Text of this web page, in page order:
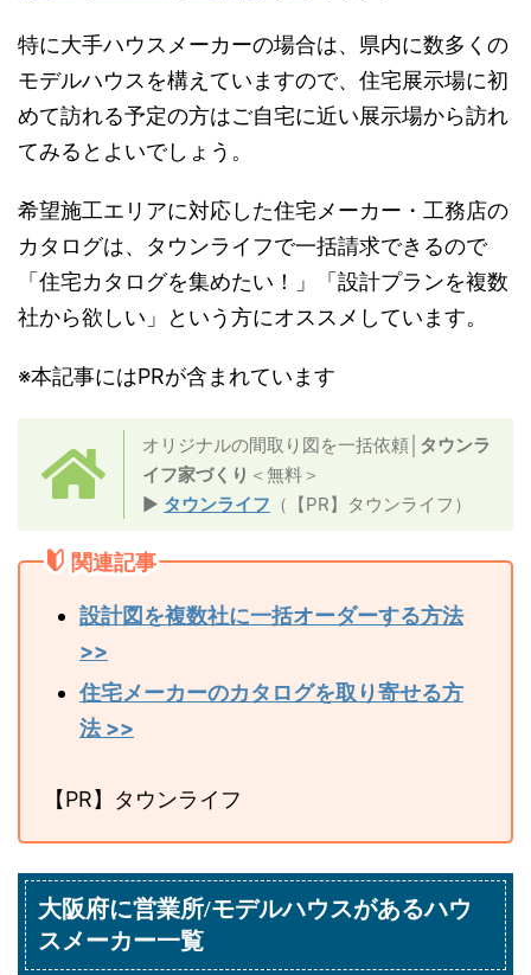
特に大手ハウスメーカーの場合は、県内に数多くの
モデルハウスを構えていますので、住宅展示場に初
めて訪れる予定の方はご自宅に近い展示場から訪れ
てみるとよいでしょう。
希望施工エリアに対応した住宅メーカー・工務店の
カタログは、タウンライフで一括請求できるので
「住宅カタログを集めたい！」「設計プランを複数
社から欲しい」という方にオススメしています。
※本記事にはPRが含まれています
オリジナルの間取り図を一括依頼│ タウンラ
イフ家づくり ＜無料＞
▶ タウンライフ （【PR】タウンライフ）
関連記事
設計図を複数社に一括オーダーする方法
>>
住宅メーカーのカタログを取り寄せる方
法 >>
【PR】タウンライフ
大阪府に営業所/モデルハウスがあるハウ
スメーカー一覧